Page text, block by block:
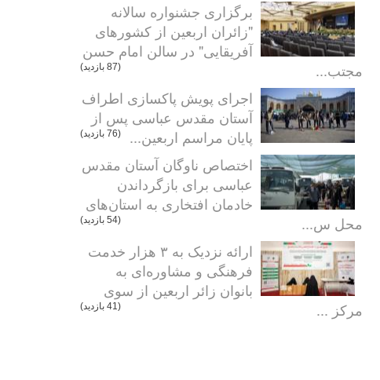
برگزاری جشنواره سالانه
"زائران اربعین از کشورهای
آفریقایی" در سالن امام حسن
مجتب...
(87 بازدید)
اجرای پویش پاکسازی اطراف
آستان مقدس عباسی پس از
پایان مراسم اربعین...
(76 بازدید)
اختصاص ناوگان آستان مقدس
عباسی برای بازگرداندن
خادمان افتخاری به استان‌های
محل س...
(54 بازدید)
ارائه نزدیک به ۳ هزار خدمت
فرهنگی و مشاوره‌ای به
بانوان زائر اربعین از سوی
مرکز ...
(41 بازدید)